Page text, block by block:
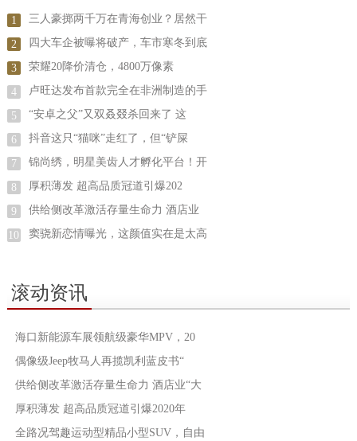
1 三人豪掷两千万在青海创业？居然干
2 四大车企被曝将破产，车市寒冬到底
3 荣耀20降价清仓，4800万像素
4 卢旺达发布首款完全在非洲制造的手
5 “安卓之父”又双叒叕杀回来了 这
6 抖音这只“猫咪”走红了，但“铲屎
7 锦尚绣，明星美齿人才孵化平台！开
8 厚积薄发 超高品质冠道引爆202
9 供给侧改革激活存量生命力 酒店业
10 窦骁新恋情曝光，这颜值实在是太高
滚动资讯
海口新能源车展领航级豪华MPV，20
偶像级Jeep牧马人再揽凯利蓝皮书“
供给侧改革激活存量生命力 酒店业“大
厚积薄发 超高品质冠道引爆2020年
全路况驾趣运动型精品小型SUV，自由